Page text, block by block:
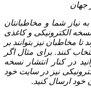
جهان
نیاز شما و مخاطبانتان
الکترونیکی و کاغذی
نیز بتوانند بر
کنند. برای مثال اگر
در کنار انتشار نسخه
نیز در سایت خود
خود ارسال کنید.